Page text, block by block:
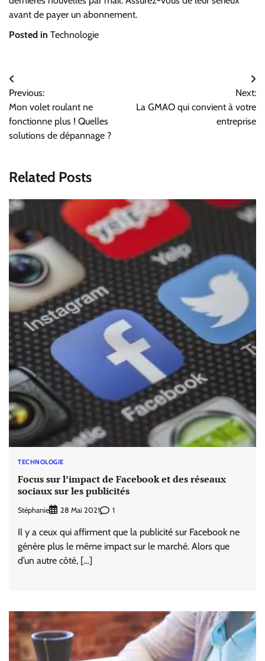
avant de payer un abonnement.
Posted in Technologie
Navigation
de
l’article
Previous:
Mon volet roulant ne
fonctionne plus ! Quelles
solutions de dépannage ?
Next:
La GMAO qui convient à votre
entreprise
Related Posts
TECHNOLOGIE
Focus sur l’impact de Facebook et des réseaux
sociaux sur les publicités
Stéphanie 28 Mai 2021 1
Il y a ceux qui affirment que la publicité sur Facebook ne
génère plus le même impact sur le marché. Alors que
d’un autre côté, […]